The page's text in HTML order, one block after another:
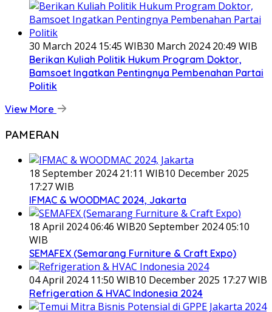
30 March 2024 15:45 WIB30 March 2024 20:49 WIB
Berikan Kuliah Politik Hukum Program Doktor,
Bamsoet Ingatkan Pentingnya Pembenahan Partai
Politik
View More
PAMERAN
18 September 2024 21:11 WIB10 December 2025
17:27 WIB
IFMAC & WOODMAC 2024, Jakarta
18 April 2024 06:46 WIB20 September 2024 05:10
WIB
SEMAFEX (Semarang Furniture & Craft Expo)
04 April 2024 11:50 WIB10 December 2025 17:27 WIB
Refrigeration & HVAC Indonesia 2024